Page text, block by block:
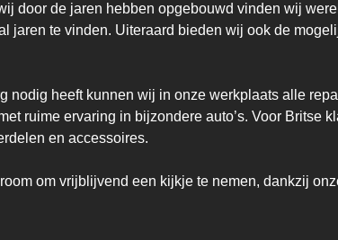
door de jaren hebben opgebouwd vinden wij
jaren te vinden. Uiteraard bieden wij ook de
nodig heeft kunnen wij in onze werkplaats alle
ruime ervaring in bijzondere auto’s. Voor Britse
en accessoires.
om vrijblijvend een kijkje te nemen, dankzij